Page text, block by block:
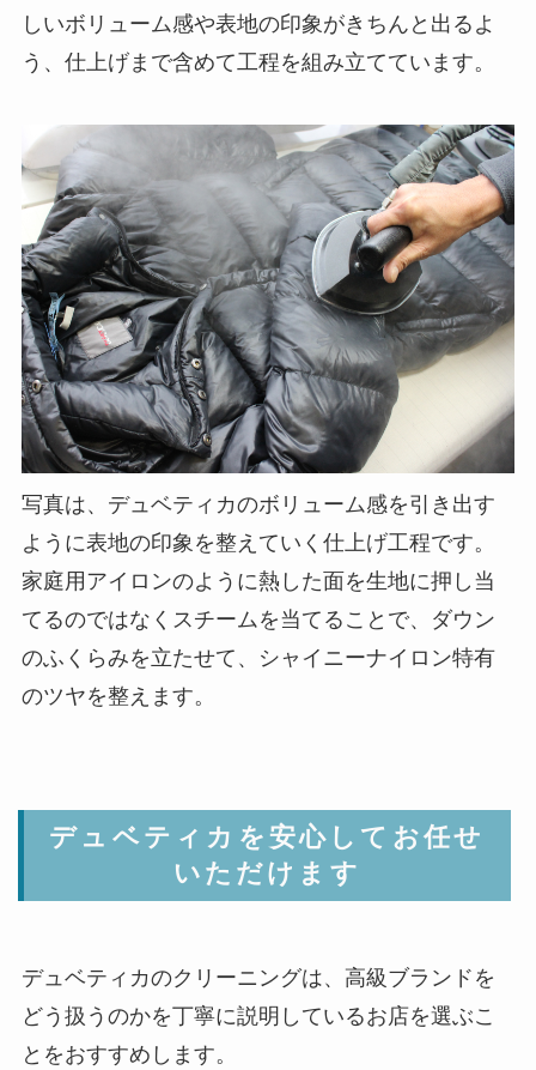
しいボリューム感や表地の印象がきちんと出るよ
う、仕上げまで含めて工程を組み立てています。
写真は、デュベティカのボリューム感を引き出す
ように表地の印象を整えていく仕上げ工程です。
家庭用アイロンのように熱した面を生地に押し当
てるのではなくスチームを当てることで、ダウン
のふくらみを立たせて、シャイニーナイロン特有
のツヤを整えます。
デュベティカを安心してお任せ
いただけます
デュベティカのクリーニングは、高級ブランドを
どう扱うのかを丁寧に説明しているお店を選ぶこ
とをおすすめします。